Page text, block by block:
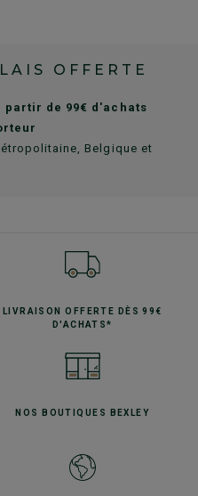
OFFERTE
de 99€ d'achats
Belgique et
LIVRAISON OFFERTE
DÈS 99€
D'ACHATS*
NOS BOUTIQUES BEXLEY